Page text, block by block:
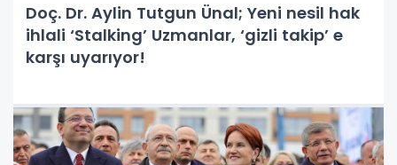
Doç. Dr. Aylin Tutgun Ünal; Yeni nesil hak
ihlali ‘Stalking’ Uzmanlar, ‘gizli takip’ e
karşı uyarıyor!